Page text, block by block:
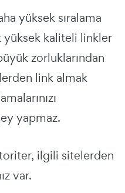
yüksek sıralama
kaliteli linkler
zorluklarından
link almak
yapmaz.
ilgili sitelerden
var.